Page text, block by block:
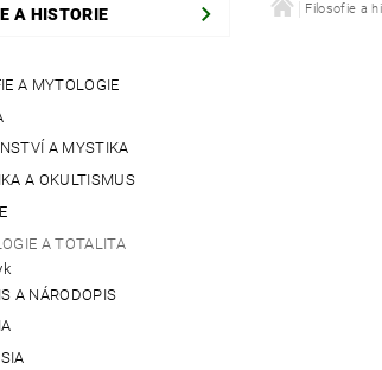
PLATBA O NÁKUPU O
A HISTORIE
A MYTOLOGIE
A MYSTIKA
A OKULTISMUS
A TOTALITA
A NÁRODOPIS
Filosofie a